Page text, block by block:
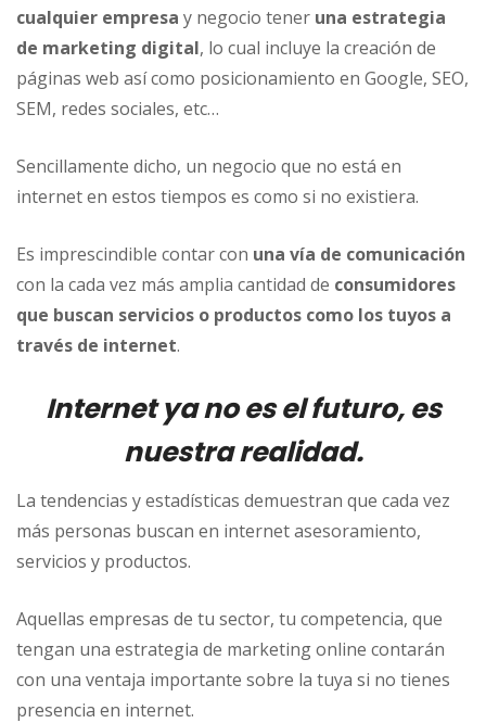
cualquier empresa y negocio tener una estrategia
de marketing digital, lo cual incluye la creación de
páginas web así como posicionamiento en Google, SEO,
SEM, redes sociales, etc…
Sencillamente dicho, un negocio que no está en
internet en estos tiempos es como si no existiera.
Es imprescindible contar con una vía de comunicación
con la cada vez más amplia cantidad de consumidores
que buscan servicios o productos como los tuyos a
través de internet.
Internet ya no es el futuro, es
nuestra realidad.
La tendencias y estadísticas demuestran que cada vez
más personas buscan en internet asesoramiento,
servicios y productos.
Aquellas empresas de tu sector, tu competencia, que
tengan una estrategia de marketing online contarán
con una ventaja importante sobre la tuya si no tienes
presencia en internet.